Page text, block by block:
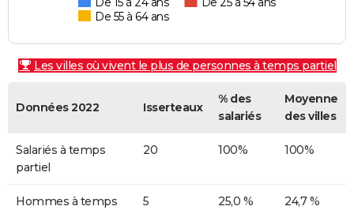
De 55 à 64 ans
Les villes où vivent le plus de personnes à temps partiel
Données 2022 Isserteaux
% des
salariés
Moyenne
des villes
Salariés à temps
partiel
20 100% 100%
Hommes à temps
5 25,0 % 24,7 %